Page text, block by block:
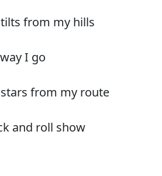
from my hills
I go
from my route
and roll show